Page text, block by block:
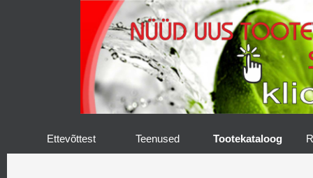
Ettevõttest Teenused Tootekataloog